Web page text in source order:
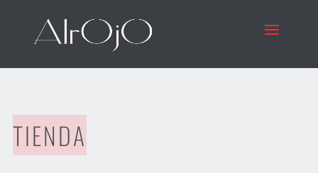
TIENDA